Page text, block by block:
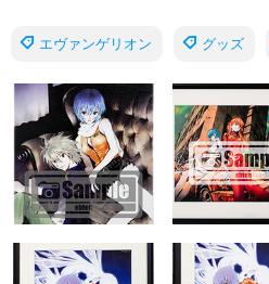
エヴァンゲリオン グッズ